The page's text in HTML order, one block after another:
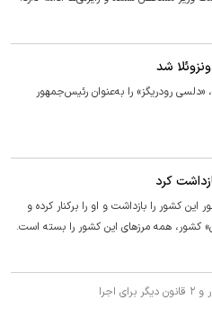
شد
«دلسی رودریگز» را به‌عنوان رئیس‌جمهور
کرد
کشور را بازداشت و او را برکنار کرده و
کشور، همه مرز‌های این کشور را بسته است.